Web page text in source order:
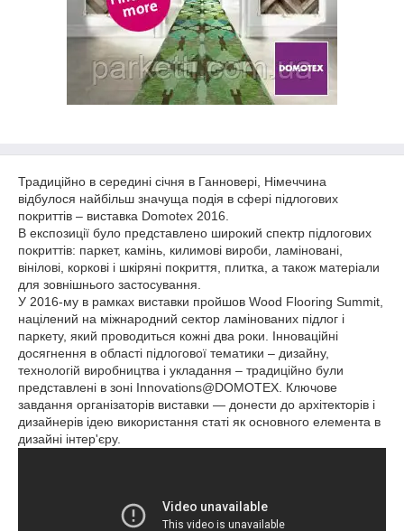
Традиційно в середині січня в Ганновері, Німеччина
відбулося найбільш значуща подія в сфері підлогових
покриттів – виставка Domotex 2016.
В експозиції було представлено широкий спектр підлогових
покриттів: паркет, камінь, килимові вироби, ламіновані,
вінілові, коркові і шкіряні покриття, плитка, а також матеріали
для зовнішнього застосування.
У 2016-му в рамках виставки пройшов Wood Flooring Summit,
націлений на міжнародний сектор ламінованих підлог і
паркету, який проводиться кожні два роки. Інноваційні
досягнення в області підлогової тематики – дизайну,
технологій виробництва і укладання – традиційно були
представлені в зоні Innovations@DOMOTEX. Ключове
завдання організаторів виставки ― донести до архітекторів і
дизайнерів ідею використання статі як основного елемента в
дизайні інтер'єру.